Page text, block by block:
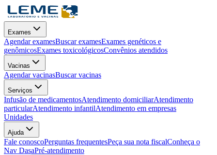
Exames
Agendar examesBuscar examesExames genéticos e
genômicosExames toxicológicosConvênios atendidos
Vacinas
Agendar vacinasBuscar vacinas
Serviços
Infusão de medicamentosAtendimento domiciliarAtendimento
particularAtendimento infantilAtendimento em empresas
Unidades
Ajuda
Fale conoscoPerguntas frequentesPeça sua nota fiscalConheça o
Nav DasaPré-atendimento